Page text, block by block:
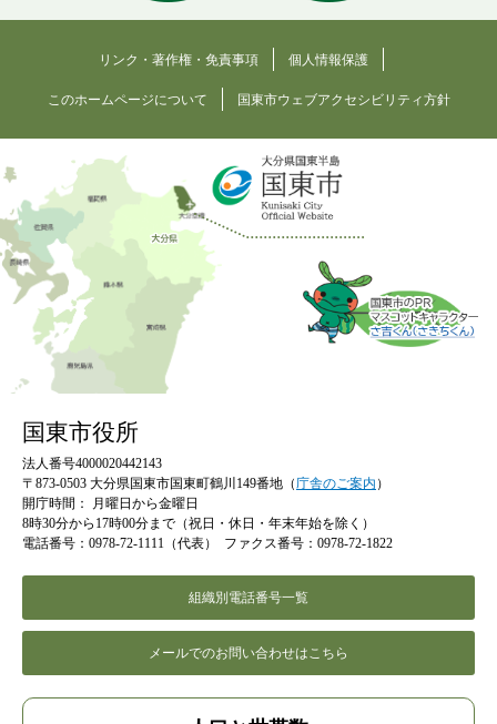
リンク・著作権・免責事項 個人情報保護
このホームページについて 国東市ウェブアクセシビリティ方針
国東市役所
法人番号4000020442143
〒873-0503 大分県国東市国東町鶴川149番地（ 庁舎のご案内 ）
開庁時間：
月曜日から金曜日
8時30分から17時00分まで（祝日・休日・年末年始を除く）
電話番号：0978-72-1111（代表）
ファクス番号：0978-72-1822
組織別電話番号一覧
メールでのお問い合わせはこちら